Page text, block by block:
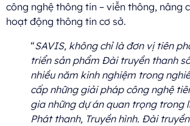
công nghệ thông tin – viễn thông, nâng
hoạt động thông tin cơ sở.
“SAVIS, không chỉ là đơn vị tiên
triển sản phẩm Đài truyền thanh
nhiều năm kinh nghiệm trong
cấp những giải pháp công nghệ
gia những dự án quan trọng trong
Phát thanh, Truyền hình. Đài